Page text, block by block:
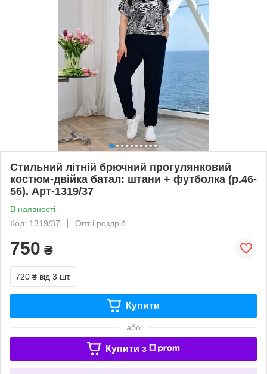
Стильний літній брючний прогулянковий
костюм-двійка батал: штани + футболка (р.46-
56). Арт-1319/37
В наявності
Код: 1319/37
Опт і роздріб
750 ₴
720 ₴ від 3 шт.
Купити
або
Купити з